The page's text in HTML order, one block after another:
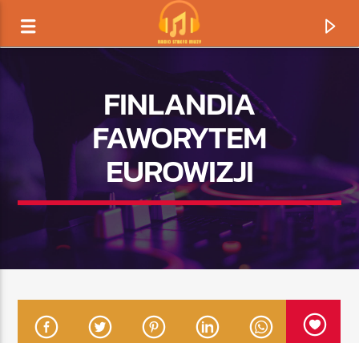
TERAZ GRAMY
TYTUŁ
FINLANDIA
FAWORYTEM
EUROWIZJI